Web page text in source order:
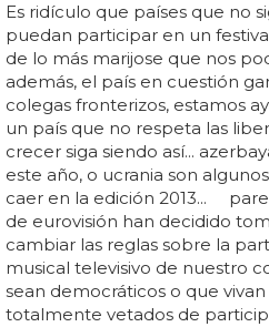
Es ridículo que países que no
puedan participar en un
de lo más marijose que nos
además, el país en cuestión
colegas fronterizos, estamos
un país que no respeta las
crecer siga siendo así...
este año, o ucrania son
caer en la edición 2013...
de eurovisión han decidido
cambiar las reglas sobre la
musical televisivo de nuestro
sean democráticos o que
totalmente vetados de